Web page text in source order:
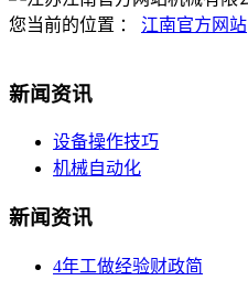
您当前的位置 ： 江南官方网站
新闻资讯
设备操作技巧
机械自动化
新闻资讯
4年工做经验财政简